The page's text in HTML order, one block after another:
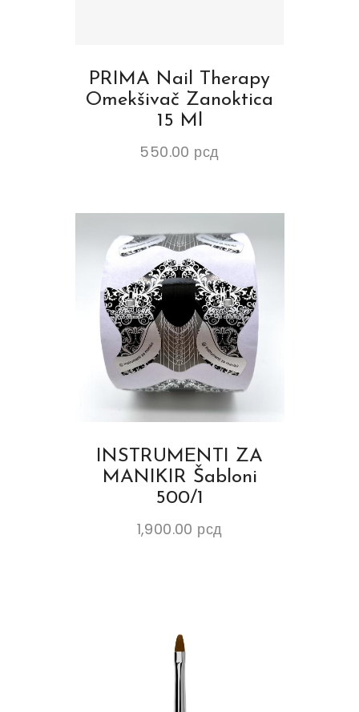
PRIMA Nail Therapy
Omekšivač Zanoktica
15 Ml
550.00 рсд
INSTRUMENTI ZA
MANIKIR Šabloni
500/1
1,900.00 рсд